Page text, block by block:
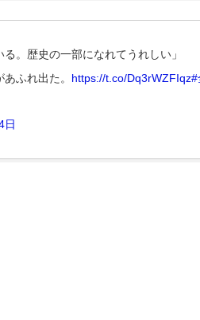
。歴史の一部になれてうれしい」
ふれ出た。 https://t.co/Dq3rWZFIqz#
日